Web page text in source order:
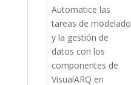
Automatice las
tareas de modelado
y la gestión de
datos con los
componentes de
VisualARQ en